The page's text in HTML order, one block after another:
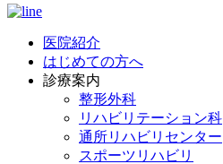
医院紹介
はじめての方へ
診療案内
整形外科
リハビリテーション科
通所リハビリセンター
スポーツリハビリ